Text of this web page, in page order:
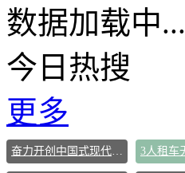
数据加载中...
今日热搜
更多
奋力开创中国式现代化建设新局面